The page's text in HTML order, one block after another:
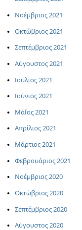
Νοέμβριος 2021
Οκτώβριος 2021
Σεπτέμβριος 2021
Αύγουστος 2021
Ιούλιος 2021
Ιούνιος 2021
ΜάΪος 2021
Απρίλιος 2021
Μάρτιος 2021
Φεβρουάριος 2021
Νοέμβριος 2020
Οκτώβριος 2020
Σεπτέμβριος 2020
Αύγουστος 2020